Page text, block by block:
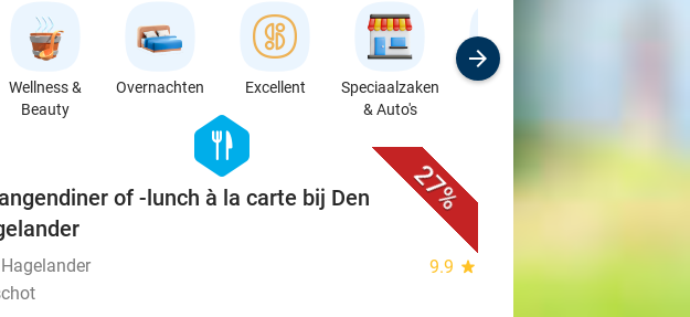
Wellness &
Beauty
Overnachten Excellent
Speciaalzaken
& Auto's
Sport
27%
hexagon
food
of -lunch à la carte bij Den
Hagelander 9.9 star